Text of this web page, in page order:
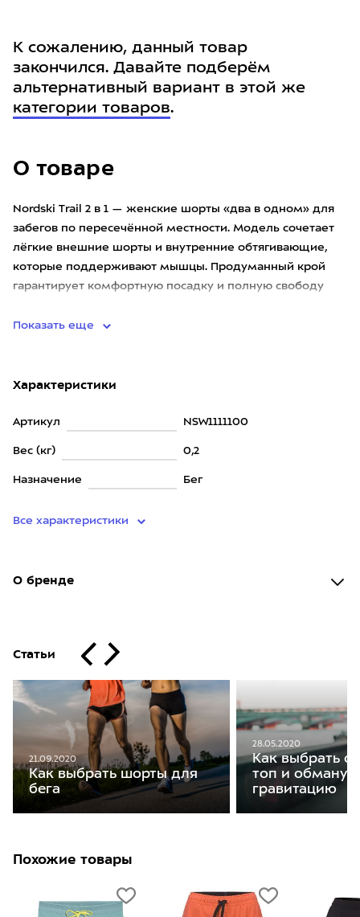
О товаре
Nordski Trail 2 в 1 — женские шорты «два в одном» для
забегов по пересечённой местности. Модель сочетает
лёгкие внешние шорты и внутренние обтягивающие,
которые поддерживают мышцы. Продуманный крой
гарантирует комфортную посадку и полную свободу
Показать еще
Характеристики
Артикул NSW1111100
Вес (кг) 0,2
Назначение Бег
Все характеристики
О бренде
Статьи
21.09.2020
Как выбрать шорты для
бега
28.05.2020
Как выбрать
топ и
гравитацию
К сожалению, данный товар
закончился. Давайте подберём
альтернативный вариант в этой же
категории товаров.
Похожие товары